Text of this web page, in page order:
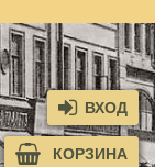
ВХОД
КОРЗИНА